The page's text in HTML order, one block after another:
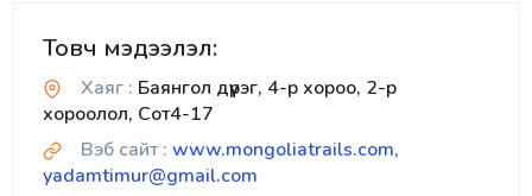
Товч мэдээлэл:
Хаяг : Баянгол дүүрэг, 4-р хороо, 2-р
хороолол, Сот4-17
Вэб сайт : www.mongoliatrails.com,
yadamtimur@gmail.com